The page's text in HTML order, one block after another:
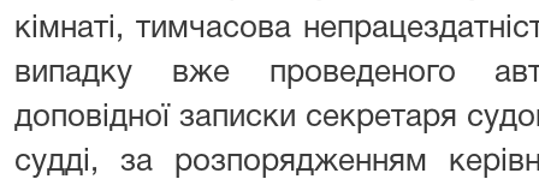
кімнаті, тимчасова
випадку вже проведеного
доповідної записки секретаря
судді, за розпорядженням